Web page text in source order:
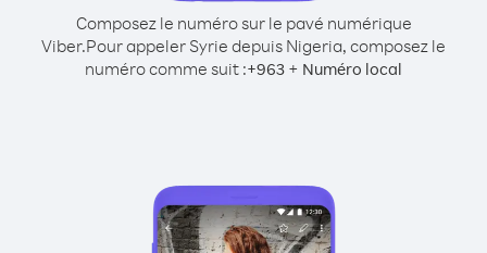
Composez le numéro sur le pavé numérique
Viber.Pour appeler Syrie depuis Nigeria, composez le
numéro comme suit :+963 + Numéro local